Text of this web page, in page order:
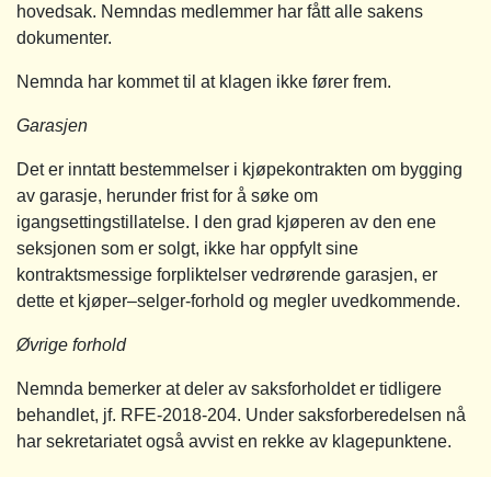
hovedsak. Nemndas medlemmer har fått alle sakens
dokumenter.
Nemnda har kommet til at klagen ikke fører frem.
Garasjen
Det er inntatt bestemmelser i kjøpekontrakten om bygging
av garasje, herunder frist for å søke om
igangsettingstillatelse. I den grad kjøperen av den ene
seksjonen som er solgt, ikke har oppfylt sine
kontraktsmessige forpliktelser vedrørende garasjen, er
dette et kjøper–selger-forhold og megler uvedkommende.
Øvrige forhold
Nemnda bemerker at deler av saksforholdet er tidligere
behandlet, jf. RFE-2018-204. Under saksforberedelsen nå
har sekretariatet også avvist en rekke av klagepunktene.